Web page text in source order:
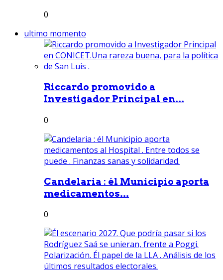
0
ultimo momento
Riccardo promovido a
Investigador Principal en...
0
Candelaria : él Municipio aporta
medicamentos...
0